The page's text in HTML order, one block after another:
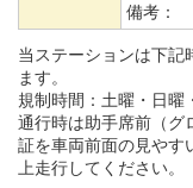
備考：
当ステーションは下記
ます。
規制時間：土曜・日
通行時は助手席前（グ
証を車両前面の見やす
上走行してください。